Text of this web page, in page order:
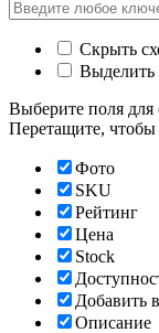
Скрыть
Выделить
Выберите поля для
Перетащите, чтобы
Фото
SKU
Рейтинг
Цена
Stock
Добавить
Описание